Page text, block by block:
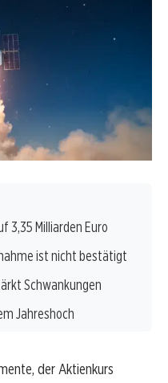
Milliarden Euro
ist nicht bestätigt
Schwankungen
Jahreshoch
der Aktienkurs